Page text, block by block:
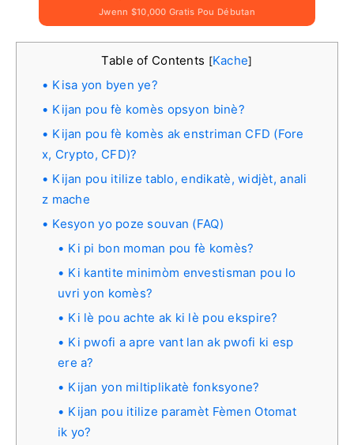
Jwenn $10,000 Gratis Pou Débutan
Table of Contents [Kache]
Kisa yon byen ye?
Kijan pou fè komès opsyon binè?
Kijan pou fè komès ak enstriman CFD (Fore
x, Crypto, CFD)?
Kijan pou itilize tablo, endikatè, widjèt, anali
z mache
Kesyon yo poze souvan (FAQ)
Ki pi bon moman pou fè komès?
Ki kantite minimòm envestisman pou lo
uvri yon komès?
Ki lè pou achte ak ki lè pou ekspire?
Ki pwofi a apre vant lan ak pwofi ki esp
ere a?
Kijan yon miltiplikatè fonksyone?
Kijan pou itilize paramèt Fèmen Otomat
ik yo?